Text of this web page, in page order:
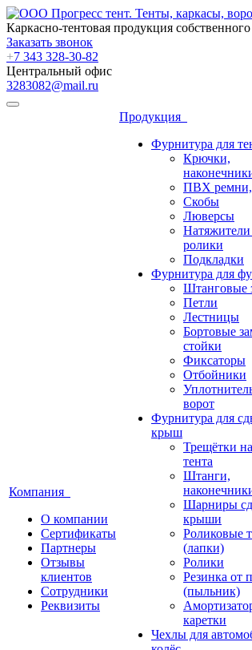
Каркасно-тентовая продукция
Заказать звонок
+7 343 328-30-82
Центральный офис
3283082@mail.ru
Компания
О компании
Сертификаты
Партнеры
Отзывы
клиентов
Сотрудники
Реквизиты
Продукция
Фурнитура для
Крючки,
ПВХ ремни,
Скобы
Люверсы
ролики
Подкладки
Фурнитура для
Штанговые
Петли
Лестницы
Бортовые
стойки
Фиксаторы
Отбойники
ворот
Фурнитура для
крыш
Трещётки
тента
Штанги,
Шарниры
крыши
Роликовые
(лапки)
Ролики
Резинка от
(пыльник)
каретки
Чехлы для